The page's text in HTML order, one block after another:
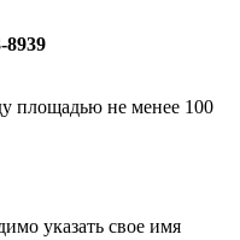
8939
площадью не менее 100
указать свое имя